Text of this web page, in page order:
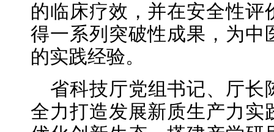
的临床疗效，并在安全性
得一系列突破性成果，为中
的实践经验。
省科技厅党组书记、厅长
全力打造发展新质生产力实